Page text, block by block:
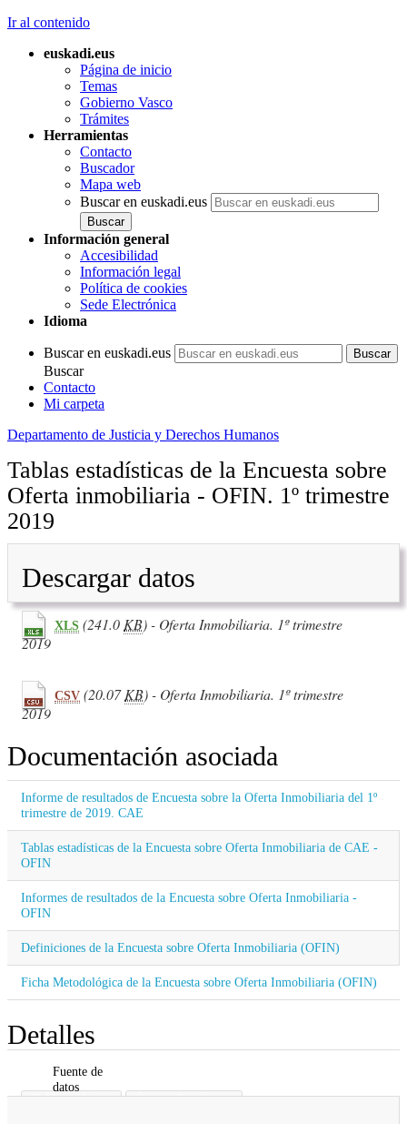
Ir al contenido
euskadi.eus
Página de inicio
Temas
Gobierno Vasco
Trámites
Herramientas
Contacto
Buscador
Mapa web
Buscar en euskadi.eus
Información general
Accesibilidad
Información legal
Política de cookies
Sede Electrónica
Idioma
Buscar en euskadi.eus
Buscar
Contacto
Mi carpeta
Departamento de Justicia y Derechos Humanos
Tablas estadísticas de la Encuesta sobre
Oferta inmobiliaria - OFIN. 1º trimestre
2019
Descargar datos
XLS (241.0KB) - Oferta Inmobiliaria. 1º trimestre
2019
CSV (20.07KB) - Oferta Inmobiliaria. 1º trimestre
2019
Documentación asociada
Informe de resultados de Encuesta sobre la Oferta Inmobiliaria del 1º
trimestre de 2019. CAE
Tablas estadísticas de la Encuesta sobre Oferta Inmobiliaria de CAE -
OFIN
Informes de resultados de la Encuesta sobre Oferta Inmobiliaria -
OFIN
Definiciones de la Encuesta sobre Oferta Inmobiliaria (OFIN)
Ficha Metodológica de la Encuesta sobre Oferta Inmobiliaria (OFIN)
Detalles
Fuente de
datos
Gobierno Vasco
Órgano Estadístico